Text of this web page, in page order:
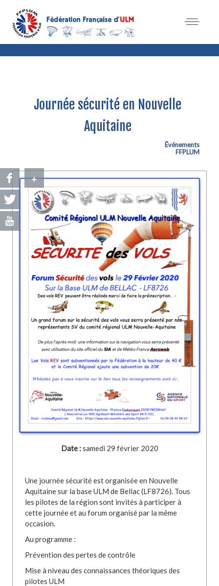
Journée sécurité en Nouvelle
Aquitaine
Événements
FFPLUM
Date :samedi 29 février 2020
Une journée sécurité est organisée en Nouvelle
Aquitaine sur la base ULM de Bellac (LF8726). Tous
les pilotes de la région sont invités à participer à
cette journée et au forum organisé par la même
occasion.
Au programme :
Prévention des pertes de contrôle
Mise à niveau des connaissances théoriques des
pilotes ULM
+